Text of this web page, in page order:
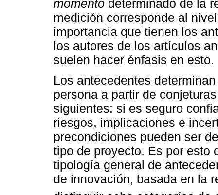
momento determinado de la
medición corresponde al
importancia que tienen los
los autores de los artículos
suelen hacer énfasis en esto.
Los antecedentes
persona a partir de
siguientes: si es seguro
riesgos, implicaciones e
precondiciones pueden ser
tipo de proyecto. Es por esto
tipología general de
de innovación, basada en la